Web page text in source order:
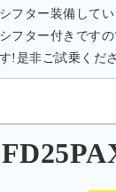
フター装備して
フター付きです
!是非ご試乗くだ